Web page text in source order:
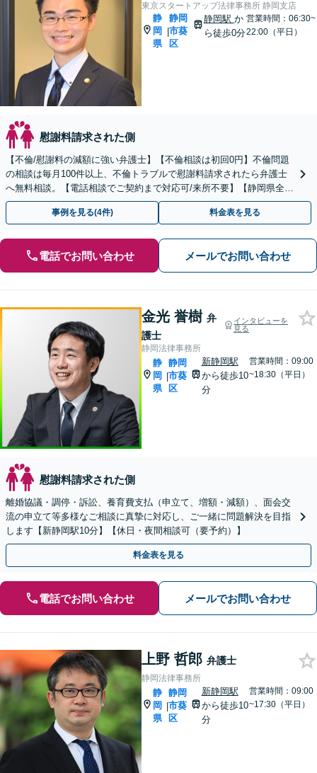
東京スタートアップ法律事務所 静岡支店
静
岡
県
|
静岡
市葵
区
静岡駅 か
ら徒歩0分
営業時間：06:30~
22:00（平日）
慰謝料請求された側
【不倫/慰謝料の減額に強い弁護士】【不倫相談は初回0円】不倫問題
の相談は毎月100件以上、不倫トラブルで慰謝料請求されたら弁護士
へ無料相談。【電話相談でご契約まで対応可/来所不要】【静岡県全域
対応】
事例を見る(4件) 料金表を見る
電話でお問い合わせ メールでお問い合わせ
金光 誉樹 弁
護士
インタビューを
見る
静岡法律事務所
静
岡
県
|
静岡
市葵
区
新静岡駅
から徒歩10
分
営業時間：09:00
~18:30（平日）
慰謝料請求された側
離婚協議・調停・訴訟、養育費支払（申立て、増額・減額）、面会交
流の申立て等多様なご相談に真摯に対応し、ご一緒に問題解決を目指
します【新静岡駅10分】【休日・夜間相談可（要予約）】
料金表を見る
電話でお問い合わせ メールでお問い合わせ
上野 哲郎 弁護士
静岡法律事務所
静
岡
県
|
静岡
市葵
区
新静岡駅
から徒歩10
分
営業時間：09:00
~17:30（平日）